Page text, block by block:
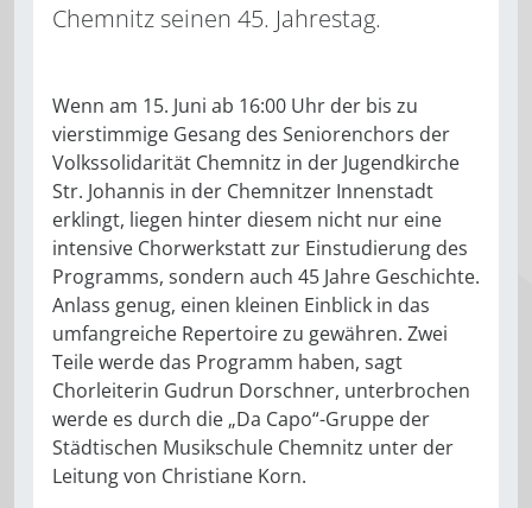
Chemnitz seinen 45. Jahrestag.
Wenn am 15. Juni ab 16:00 Uhr der bis zu
vierstimmige Gesang des Seniorenchors der
Volkssolidarität Chemnitz in der Jugendkirche
Str. Johannis in der Chemnitzer Innenstadt
erklingt, liegen hinter diesem nicht nur eine
intensive Chorwerkstatt zur Einstudierung des
Programms, sondern auch 45 Jahre Geschichte.
Anlass genug, einen kleinen Einblick in das
umfangreiche Repertoire zu gewähren. Zwei
Teile werde das Programm haben, sagt
Chorleiterin Gudrun Dorschner, unterbrochen
werde es durch die „Da Capo“-Gruppe der
Städtischen Musikschule Chemnitz unter der
Leitung von Christiane Korn.